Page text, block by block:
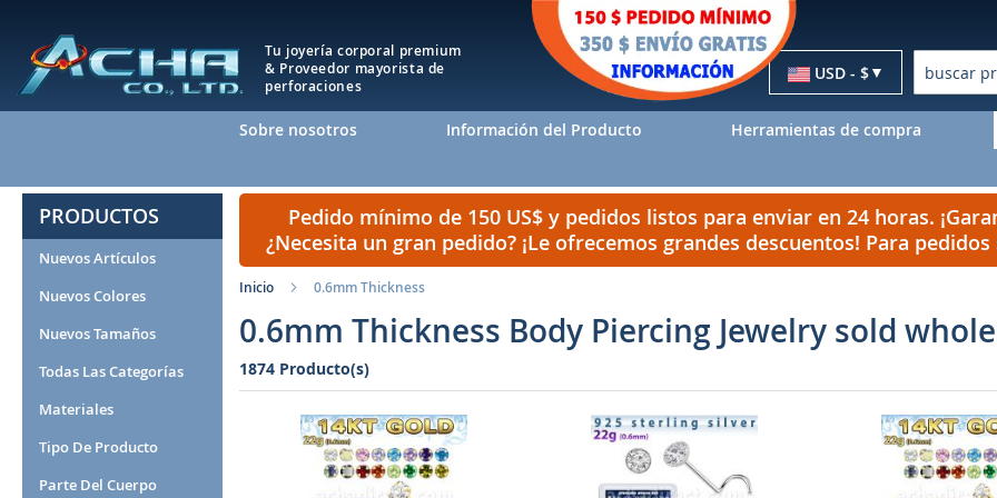
Tu joyería corporal premium
& Proveedor mayorista de
perforaciones
Moneda
USD - $
Buscar
Sobre nosotros Información del Producto Herramientas de compra
Pedido mínimo de 150 US$ y pedidos listos para enviar en 24 horas.
¿Necesita un gran pedido? ¡Le ofrecemos grandes descuentos! Para
Inicio 0.6mm Thickness
0.6mm Thickness Body Piercing Jewelry sold
1874 Producto(s)
PRODUCTOS
Nuevos Artículos
Nuevos Colores
Nuevos Tamaños
Todas Las Categorías
Materiales
Tipo De Producto
Parte Del Cuerpo